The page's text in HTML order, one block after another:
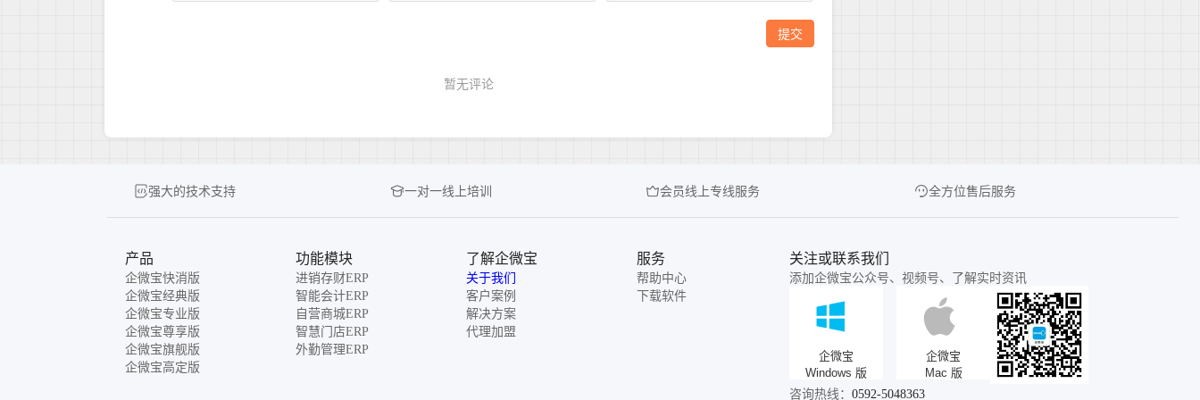
强大的技术支持 一对一线上培训 会员线上专线服务 全方位售后服务
产品
企微宝快消版
企微宝经典版
企微宝专业版
企微宝尊享版
企微宝旗舰版
企微宝高定版
功能模块
进销存财ERP
智能会计ERP
自营商城ERP
智慧门店ERP
外勤管理ERP
了解企微宝
关于我们
客户案例
解决方案
代理加盟
服务
帮助中心
下载软件
关注或联系我们
添加企微宝公众号、视频号、了解实时资讯
企微宝
Windows 版
企微宝
Mac 版
咨询热线：0592-5048363